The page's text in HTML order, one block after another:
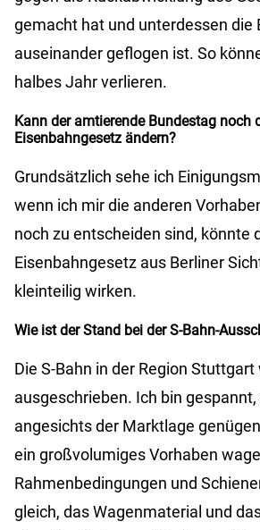
gemacht hat und unterdessen die
auseinander geflogen ist. So
halbes Jahr verlieren.
Kann der amtierende Bundestag noch
Eisenbahngesetz ändern?
Grundsätzlich sehe ich
wenn ich mir die anderen
noch zu entscheiden sind, könnte
Eisenbahngesetz aus Berliner
kleinteilig wirken.
Wie ist der Stand bei der S-Bahn-
Die S-Bahn in der Region
ausgeschrieben. Ich bin gespannt,
angesichts der Marktlage
ein großvolumiges Vorhaben
Rahmenbedingungen und
gleich, das Wagenmaterial und